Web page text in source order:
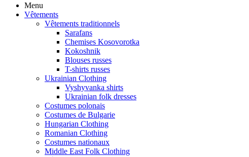
Menu
Vêtements
Vêtements traditionnels
Sarafans
Chemises Kosovorotka
Kokoshnik
Blouses russes
T-shirts russes
Ukrainian Clothing
Vyshyvanka shirts
Ukrainian folk dresses
Costumes polonais
Costumes de Bulgarie
Hungarian Clothing
Romanian Clothing
Costumes nationaux
Middle East Folk Clothing